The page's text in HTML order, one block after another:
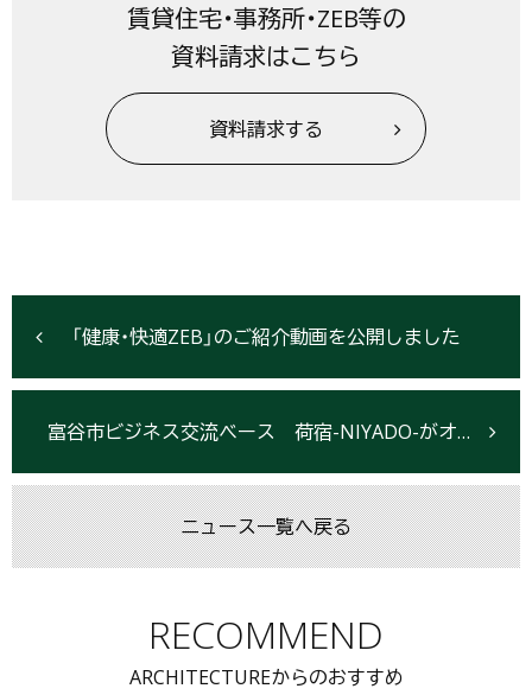
賃貸住宅・事務所・ZEB等の
資料請求はこちら
資料請求する
「健康・快適ZEB」のご紹介動画を公開しました
富谷市ビジネス交流ベース 荷宿-NIYADO-がオープン
ニュース一覧へ戻る
RECOMMEND
ARCHITECTUREからのおすすめ